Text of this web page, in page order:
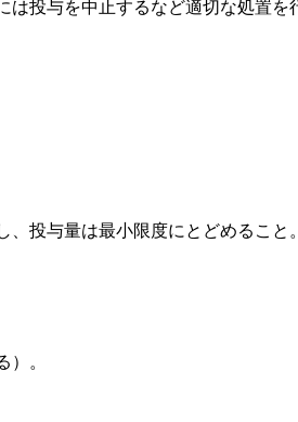
投与を中止するなど適切な処置を
投与量は最小限度にとどめること。
。